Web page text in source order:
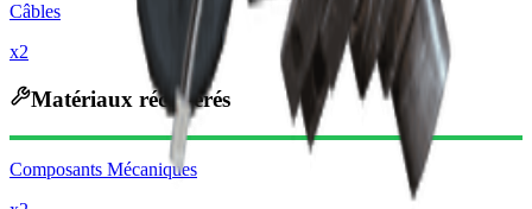
Câbles
x2
Matériaux récupérés
Composants Mécaniques